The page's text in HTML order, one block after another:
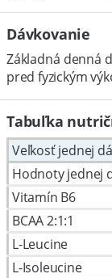
Dávkovanie
Základná denná
pred fyzickým
Tabuľka
Veľkosť jednej
Hodnoty jednej
Vitamín B6
BCAA 2:1:1
L-Leucine
L-Isoleucine